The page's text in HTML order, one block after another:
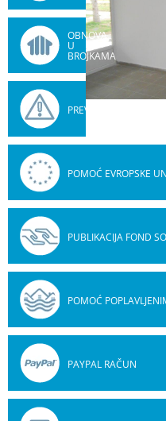
OBNOVA
U
BROJKAMA
PREVENCIJA
POMOĆ EVROPSKE
PUBLIKACIJA FOND
POMOĆ
PAYPAL RAČUN